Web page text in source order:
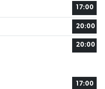
17:00
20:00
20:00
17:00